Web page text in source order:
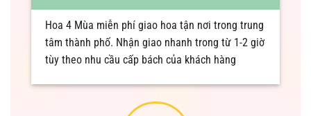
Hoa 4 Mùa miễn phí giao hoa tận nơi trong trung
tâm thành phố. Nhận giao nhanh trong từ 1-2 giờ
tùy theo nhu cầu cấp bách của khách hàng